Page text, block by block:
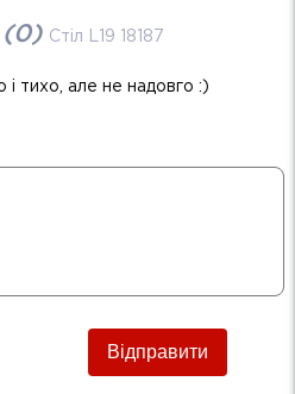
(0) Стіл L19 18187
і тихо, але не надовго :)
Відправити